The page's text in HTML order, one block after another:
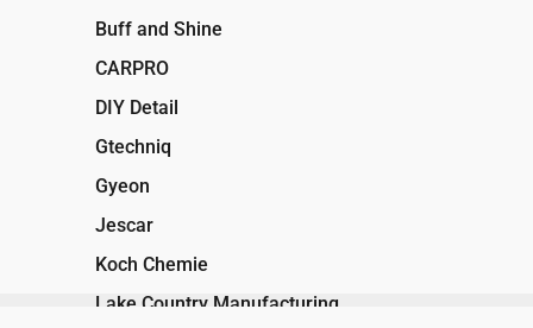
Buff and Shine
CARPRO
DIY Detail
Gtechniq
Gyeon
Jescar
Koch Chemie
Lake Country Manufacturing